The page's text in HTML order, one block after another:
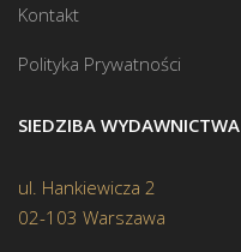
Kontakt
Polityka Prywatności
SIEDZIBA WYDAWNICTWA
ul. Hankiewicza 2
02-103 Warszawa